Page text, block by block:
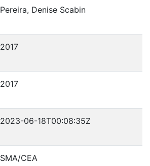
Pereira, Denise Scabin
2017
2017
2023-06-18T00:08:35Z
SMA/CEA